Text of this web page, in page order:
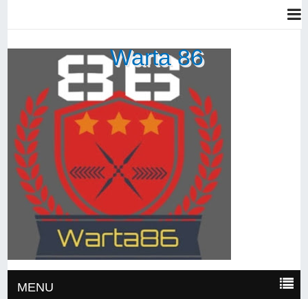
Warta 86
MENU